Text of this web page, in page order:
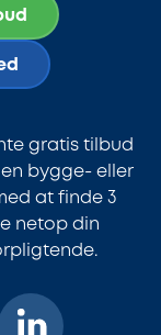
gratis tilbud
bygge- eller
at finde 3
netop din